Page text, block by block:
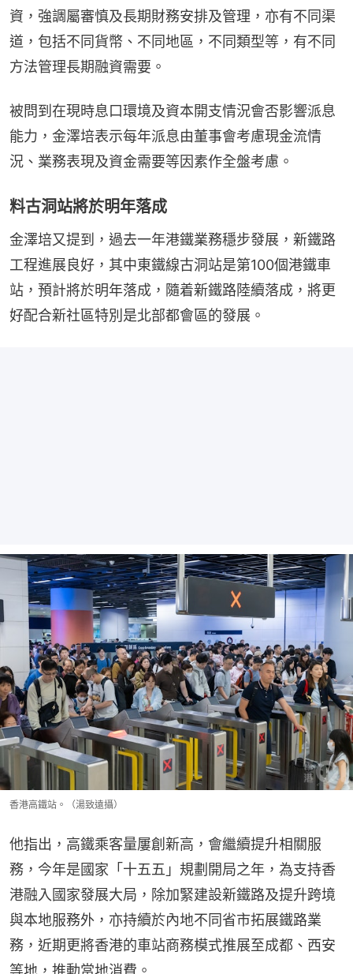
資，強調屬審慎及長期財務安排及管理，亦有不同渠
道，包括不同貨幣、不同地區，不同類型等，有不同
方法管理長期融資需要。
被問到在現時息口環境及資本開支情況會否影響派息
能力，金澤培表示每年派息由董事會考慮現金流情
況、業務表現及資金需要等因素作全盤考慮。
料古洞站將於明年落成
金澤培又提到，過去一年港鐵業務穩步發展，新鐵路
工程進展良好，其中東鐵線古洞站是第100個港鐵車
站，預計將於明年落成，隨着新鐵路陸續落成，將更
好配合新社區特別是北部都會區的發展。
香港高鐵站。（湯致遠攝）
他指出，高鐵乘客量屢創新高，會繼續提升相關服
務，今年是國家「十五五」規劃開局之年，為支持香
港融入國家發展大局，除加緊建設新鐵路及提升跨境
與本地服務外，亦持續於內地不同省市拓展鐵路業
務，近期更將香港的車站商務模式推展至成都、西安
等地，推動當地消費。